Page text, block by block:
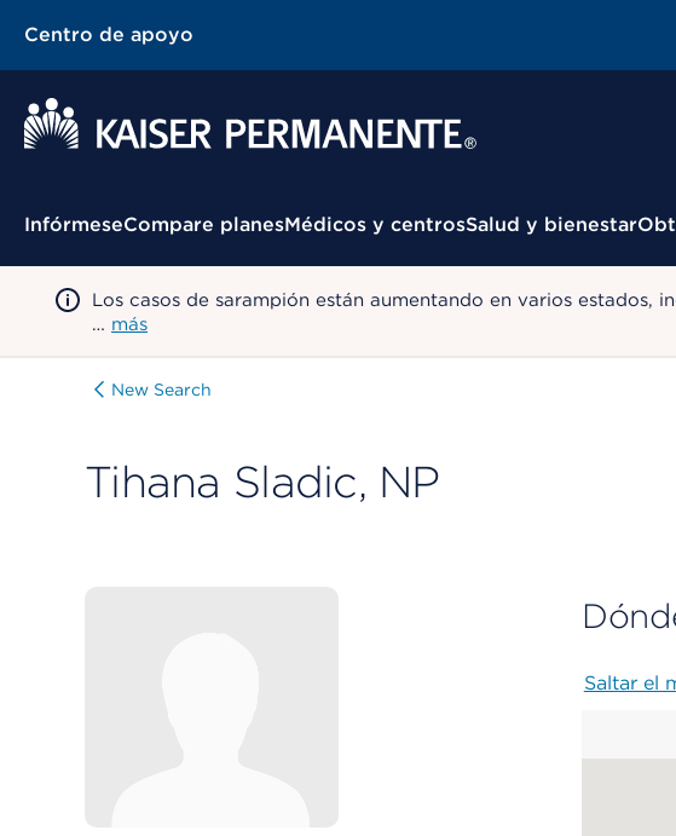
Centro de apoyo
Menú contextual
InfórmeseCompare planesMédicos y centrosSalud y bienestar
Los casos de sarampión están aumentando en varios estados,
… más
New Search
Tihana Sladic, NP
Saltar el